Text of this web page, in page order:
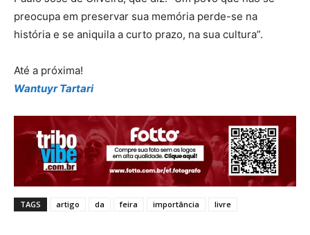
preocupa em preservar sua memória perde-se na
história e se aniquila a curto prazo, na sua cultura”.
Até a próxima!
Wantuyr Tartari
TAGS artigo da feira importância livre